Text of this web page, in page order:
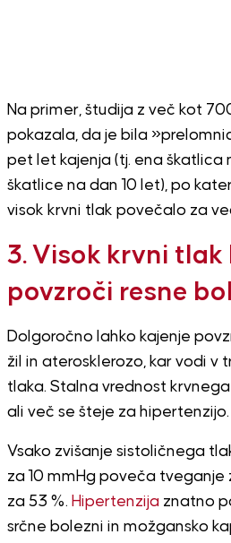
Na primer, študija z več kot
pokazala, da je bila
pet let kajenja (tj. ena škatlica
škatlice na dan 10 let), po
visok krvni tlak povečalo za
3. Visok krvni tlak
povzroči resne
Dolgoročno lahko kajenje
žil in aterosklerozo, kar vodi v
tlaka. Stalna vrednost
ali več se šteje za hipertenzijo.
Vsako zvišanje sistoličnega
za 10 mmHg poveča tveganje
za 53 %. Hipertenzijaznatno
srčne bolezni in možgansko